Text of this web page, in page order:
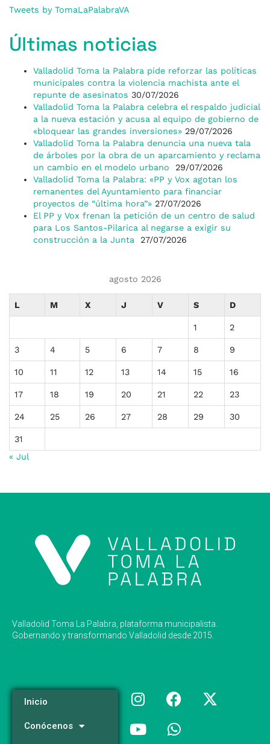
Tweets by TomaLaPalabraVA
Últimas noticias
Valladolid Toma la Palabra pide reforzar las políticas
municipales contra la violencia machista ante el
repunte de asesinatos 30/07/2026
Valladolid Toma la Palabra celebra el respaldo judicial
a la nueva estación y acusa al equipo de gobierno de
«bloquear las grandes inversiones» 29/07/2026
Valladolid Toma la Palabra denuncia una nueva tala
de árboles por la obra de un aparcamiento y reclama
un cambio en el modelo urbano
29/07/2026
Valladolid Toma la Palabra: «PP y Vox agotan los
remanentes del Ayuntamiento para financiar
proyectos de “última hora”» 27/07/2026
El PP y Vox frenan la petición de un centro de salud
para Los Santos-Pilarica al negarse a exigir su
construcción a la Junta
27/07/2026
agosto 2026
L M X J V S D
1 2
3 4 5 6 7 8 9
10 11 12 13 14 15 16
17 18 19 20 21 22 23
24 25 26 27 28 29 30
31
« Jul
Valladolid Toma La Palabra, plataforma municipalista.
Gobernando y transformando Valladolid desde 2015.
Inicio
Conócenos